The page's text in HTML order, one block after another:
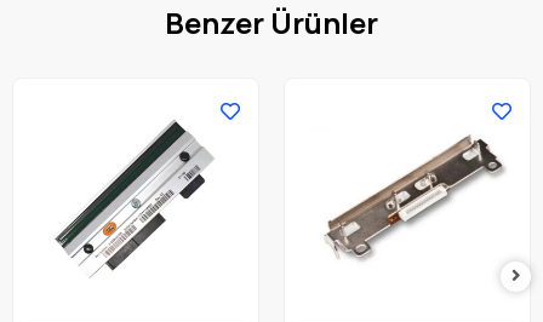
Benzer Ürünler